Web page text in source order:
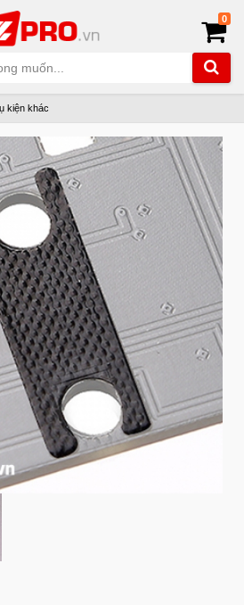
0
kiện khác